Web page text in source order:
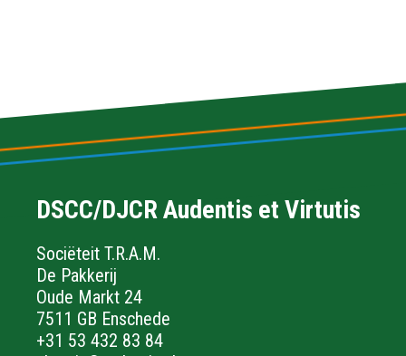
DSCC/DJCR Audentis et Virtutis
Sociëteit T.R.A.M.
De Pakkerij
Oude Markt 24
7511 GB Enschede
+31 53 432 83 84